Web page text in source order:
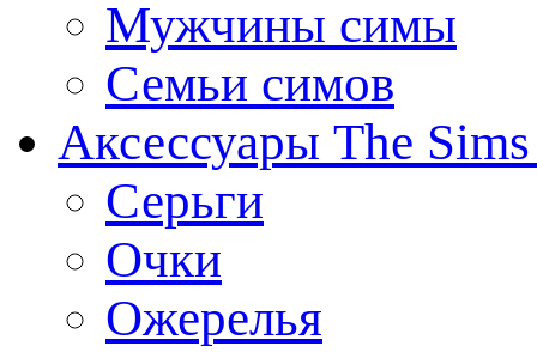
Мужчины симы
Семьи симов
Аксессуары The
Серьги
Очки
Ожерелья